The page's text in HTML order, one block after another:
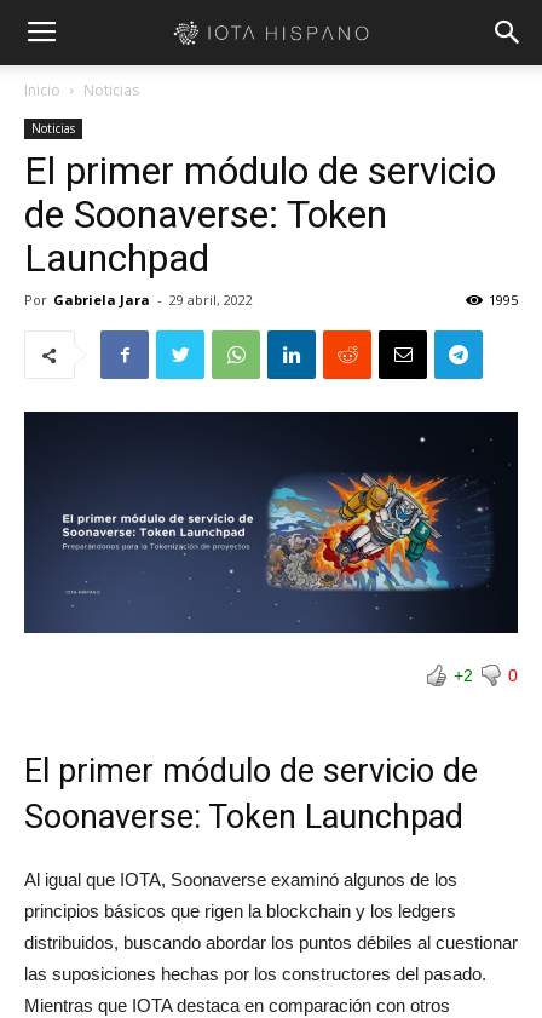
Inicio Noticias
Noticias
El primer módulo de servicio
de Soonaverse: Token
Launchpad
Por Gabriela Jara - 29 abril, 2022 1995
+2 0
El primer módulo de servicio de
Soonaverse: Token Launchpad
Al igual que IOTA, Soonaverse examinó algunos de los
principios básicos que rigen la blockchain y los ledgers
distribuidos, buscando abordar los puntos débiles al cuestionar
las suposiciones hechas por los constructores del pasado.
Mientras que IOTA destaca en comparación con otros